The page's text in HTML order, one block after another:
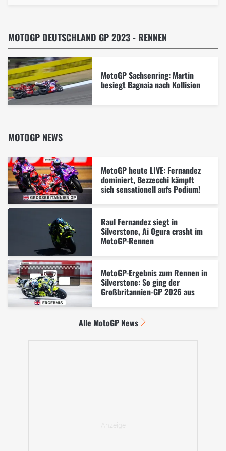
MOTOGP DEUTSCHLAND GP 2023 - RENNEN
MotoGP Sachsenring: Martin
besiegt Bagnaia nach Kollision
MOTOGP NEWS
MotoGP heute LIVE: Fernandez
dominiert, Bezzecchi kämpft
sich sensationell aufs Podium!
Raul Fernandez siegt in
Silverstone, Ai Ogura crasht im
MotoGP-Rennen
MotoGP-Ergebnis zum Rennen in
Silverstone: So ging der
Großbritannien-GP 2026 aus
Alle MotoGP News